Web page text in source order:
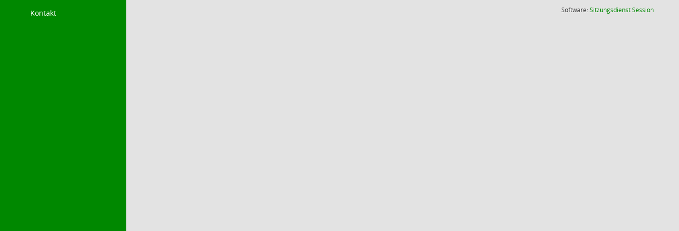
Kontakt
Software:SitzungsdienstSession(Wird in